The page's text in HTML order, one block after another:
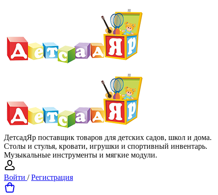
ДетсадЯр поставщик товаров для детских садов, школ и дома.
Столы и стулья, кровати, игрушки и спортивный инвентарь.
Музыкальные инструменты и мягкие модули.
Войти /Регистрация